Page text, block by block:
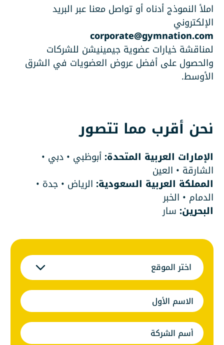
املأ النموذج أدناه أو تواصل معنا عبر البريد
الإلكتروني
corporate@gymnation.com
لمناقشة خيارات عضوية جيمينيشن للشركات
والحصول على أفضل عروض العضويات في الشرق
الأوسط.
نحن أقرب مما تتصور
الإمارات العربية المتحدة: أبوظبي • دبي •
الشارقة • العين
المملكة العربية السعودية: الرياض • جدة •
الدمام • الخبر
البحرين: سار
اختر الموقع